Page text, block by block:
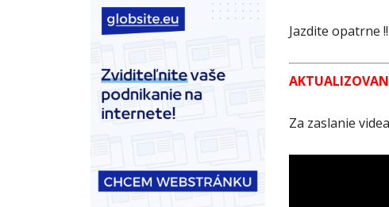
Jazdite opatrne !!
Za zaslanie